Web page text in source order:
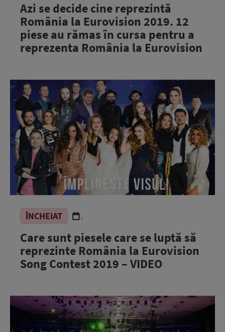
Azi se decide cine reprezintă
România la Eurovision 2019. 12
piese au rămas în cursa pentru a
reprezenta România la Eurovision
ÎNCHEIAT .
Care sunt piesele care se luptă să
reprezinte România la Eurovision
Song Contest 2019 – VIDEO